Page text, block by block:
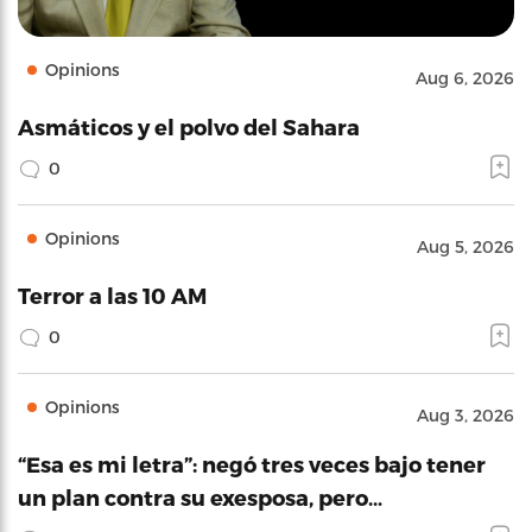
Opinions Aug 6, 2026
Asmáticos y el polvo del Sahara
0
Opinions Aug 5, 2026
Terror a las 10 AM
0
Opinions Aug 3, 2026
“Esa es mi letra”: negó tres veces bajo tener
un plan contra su exesposa, pero…